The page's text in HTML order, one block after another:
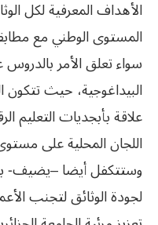
الأهداف المعرفية لكل
المستوى الوطني مع
سواء تعلق الأمر
البيداغوجية، حيث
علاقة بأبجديات التعليم
اللجان المحلية على
وستتكفل أيضا –يضيف-
لجودة الوثائق لتجنب